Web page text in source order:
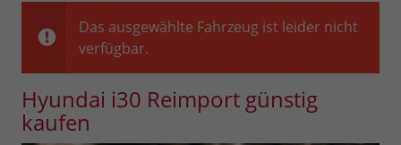
Das ausgewählte Fahrzeug ist leider nicht
verfügbar.
Hyundai i30 Reimport günstig
kaufen